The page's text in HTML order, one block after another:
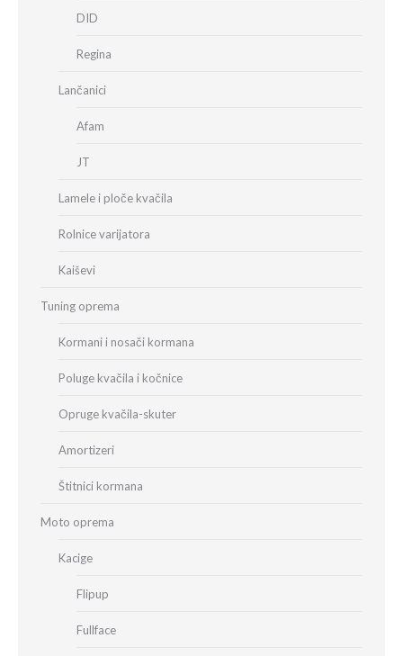
DID
Regina
Lančanici
Afam
JT
Lamele i ploče kvačila
Rolnice varijatora
Kaiševi
Tuning oprema
Kormani i nosači kormana
Poluge kvačila i kočnice
Opruge kvačila-skuter
Amortizeri
Štitnici kormana
Moto oprema
Kacige
Flipup
Fullface